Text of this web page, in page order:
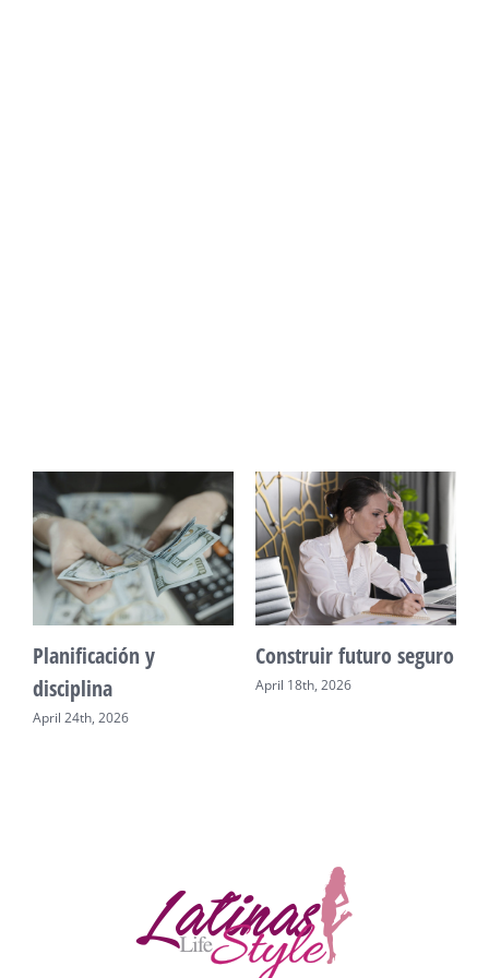
Planificación y
disciplina
April 24th, 2026
Construir futuro seguro
April 18th, 2026